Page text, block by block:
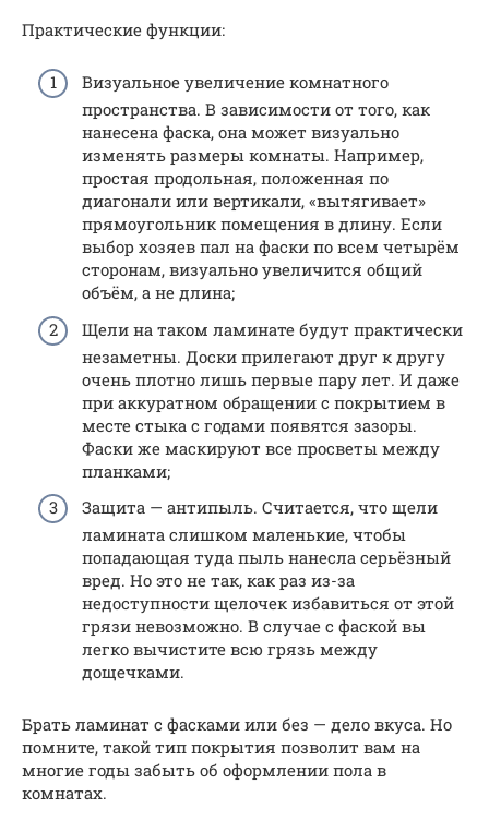
Практические функции:
Визуальное увеличение комнатного
пространства. В зависимости от того, как
нанесена фаска, она может визуально
изменять размеры комнаты. Например,
простая продольная, положенная по
диагонали или вертикали, «вытягивает»
прямоугольник помещения в длину. Если
выбор хозяев пал на фаски по всем четырём
сторонам, визуально увеличится общий
объём, а не длина;
Щели на таком ламинате будут практически
незаметны. Доски прилегают друг к другу
очень плотно лишь первые пару лет. И даже
при аккуратном обращении с покрытием в
месте стыка с годами появятся зазоры.
Фаски же маскируют все просветы между
планками;
Защита — антипыль. Считается, что щели
ламината слишком маленькие, чтобы
попадающая туда пыль нанесла серьёзный
вред. Но это не так, как раз из-за
недоступности щелочек избавиться от этой
грязи невозможно. В случае с фаской вы
легко вычистите всю грязь между
дощечками.
Брать ламинат с фасками или без — дело вкуса. Но
помните, такой тип покрытия позволит вам на
многие годы забыть об оформлении пола в
комнатах.